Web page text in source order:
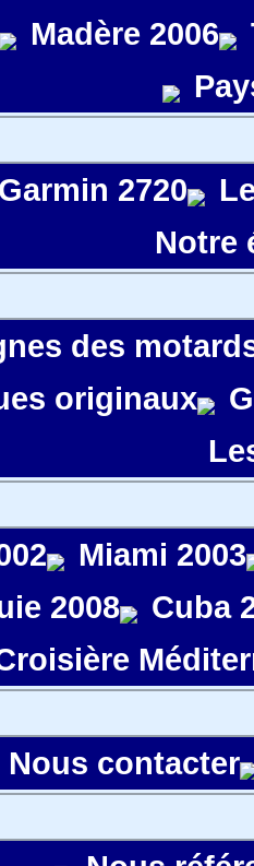
Madère 2006
Garmin 2720
Notre
des
originaux
Miami 2003
2008
Cuba
Nous contacter